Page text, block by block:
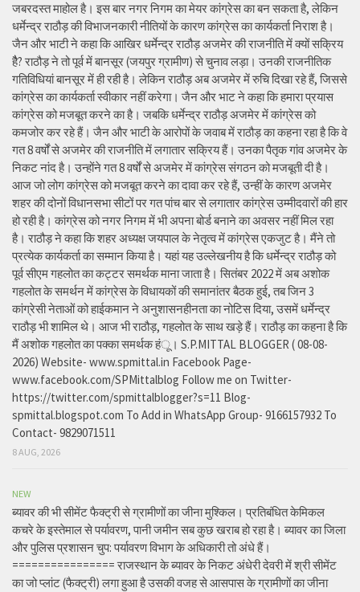
जबरदस्त माहोल है। इस बार नगर निगम का मेयर कांग्रेस का बन सकता है, लेकिन
धर्मेन्द्र राठौड़ की विभाजनकारी नीतियों के कारण कांग्रेस का कार्यकर्ता निराश है।
जैन और भाटी ने कहा कि आखिर धर्मेन्द्र राठौड़ अजमेर की राजनीति में क्यों सक्रिय
हैै? राठौड़ ने तो पूर्व में बानसूर (जयपुर ग्रामीण) से चुनाव लड़ा। उनकी राजनीतिक
गतिविधियां बानसूर में ही रही है। लेकिन राठौड़ अब अजमेर में रुचि दिखा रहे हैं, जिससे
कांग्रेस का कार्यकर्ता स्वीकार नहीं करेगा। जैन और भाट ने कहा कि हमारा प्रयास
कांग्रेस को मजबूत करने का है। जबकि धर्मेन्द्र राठौड़ अजमेर में कांग्रेस को
कमजोर कर रहे हैं। जैन और भाटी के आरोपों के जवाब में राठौड़ का कहना रहा है कि वे
गत 8 वर्षों से अजमेर की राजनीति में लगातार सक्रिय हैं। उनका पैतृक गांव अजमेर के
निकट नांद है। उन्होंने गत 8 वर्षों से अजमेर में कांग्रेस संगठन को मजबूती दी है।
आज जो लोग कांग्रेस को मजबूत करने का दावा कर रहे हैं, उन्हीं के कारण अजमेर
शहर की दोनों विधानसभा सीटों पर गत पांच बार से लगातार कांग्रेस उम्मीदवारों की हार
हो रही है। कांग्रेस को नगर निगम में भी अपना बोर्ड बनाने का अवसर नहीं मिल रहा
है। राठौड़ ने कहा कि शहर अध्यक्ष जयपाल के नेतृत्व में कांग्रेस एकजुट है। मैंने तो
प्रत्येक कार्यकर्ता का सम्मान किया है। यहां यह उल्लेखनीय है कि धर्मेन्द्र राठौड़ को
पूर्व सीएम गहलोत का कट्टर समर्थक माना जाता है। सितंबर 2022 में अब अशोक
गहलोत के समर्थन में कांग्रेस के विधायकों की समानांतर बैठक हुई, तब जिन 3
कांग्रेसी नेताओं को हाईकमान ने अनुशासनहीनता का नोटिस दिया, उसमें धर्मेन्द्र
राठौड़ भी शामिल थे। आज भी राठौड़, गहलोत के साथ खड़े हैं। राठौड़ का कहना है कि
मैं अशोक गहलोत का पक्का समर्थक हंू। S.P.MITTAL BLOGGER ( 08-08-
2026) Website- www.spmittal.in Facebook Page-
www.facebook.com/SPMittalblog Follow me on Twitter-
https://twitter.com/spmittalblogger?s=11 Blog-
spmittal.blogspot.com To Add in WhatsApp Group- 9166157932 To
Contact- 9829071511
8 AUG, 2026
NEW
ब्यावर की भी सीमेंट फैक्ट्री से ग्रामीणों का जीना मुश्किल। प्रतिबंधित केमिकल
कचरे के इस्तेमाल से पर्यावरण, पानी जमीन सब कुछ खराब हो रहा है। ब्यावर का जिला
और पुलिस प्रशासन चुप: पर्यावरण विभाग के अधिकारी तो अंधे हैं।
================ राजस्थान के ब्यावर के निकट अंधेरी देवरी में श्री सीमेंट
का जो प्लांट (फैक्ट्री) लगा हुआ है उसकी वजह से आसपास के ग्रामीणों का जीना